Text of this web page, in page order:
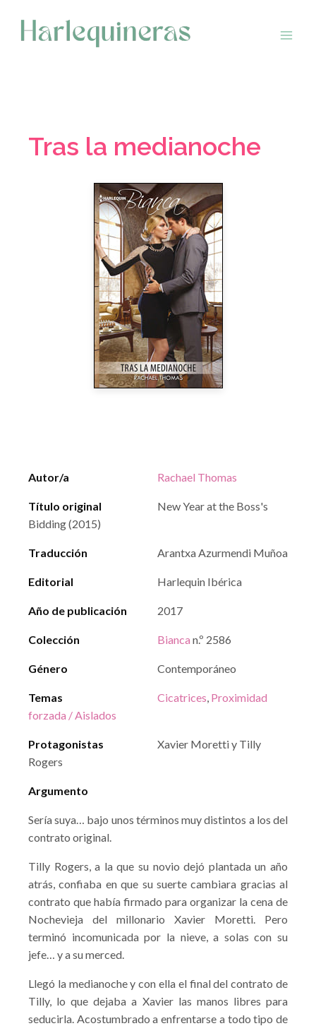
contenido
Tras la medianoche
Autor/a Rachael Thomas
Título original
New Year at the Boss's
Bidding (2015)
Traducción Arantxa Azurmendi Muñoa
Editorial Harlequin Ibérica
Año de publicación 2017
Colección Bianca n.º 2586
Género Contemporáneo
Temas Cicatrices, Proximidad
forzada / Aislados
Protagonistas
Xavier Moretti y Tilly
Rogers
Argumento
Sería suya… bajo unos términos muy distintos a los del
contrato original.
Tilly Rogers, a la que su novio dejó plantada un año
atrás, confiaba en que su suerte cambiara gracias al
contrato que había firmado para organizar la cena de
Nochevieja del millonario Xavier Moretti. Pero
terminó incomunicada por la nieve, a solas con su
jefe… y a su merced.
Llegó la medianoche y con ella el final del contrato de
Tilly, lo que dejaba a Xavier las manos libres para
seducirla. Acostumbrado a enfrentarse a todo tipo de